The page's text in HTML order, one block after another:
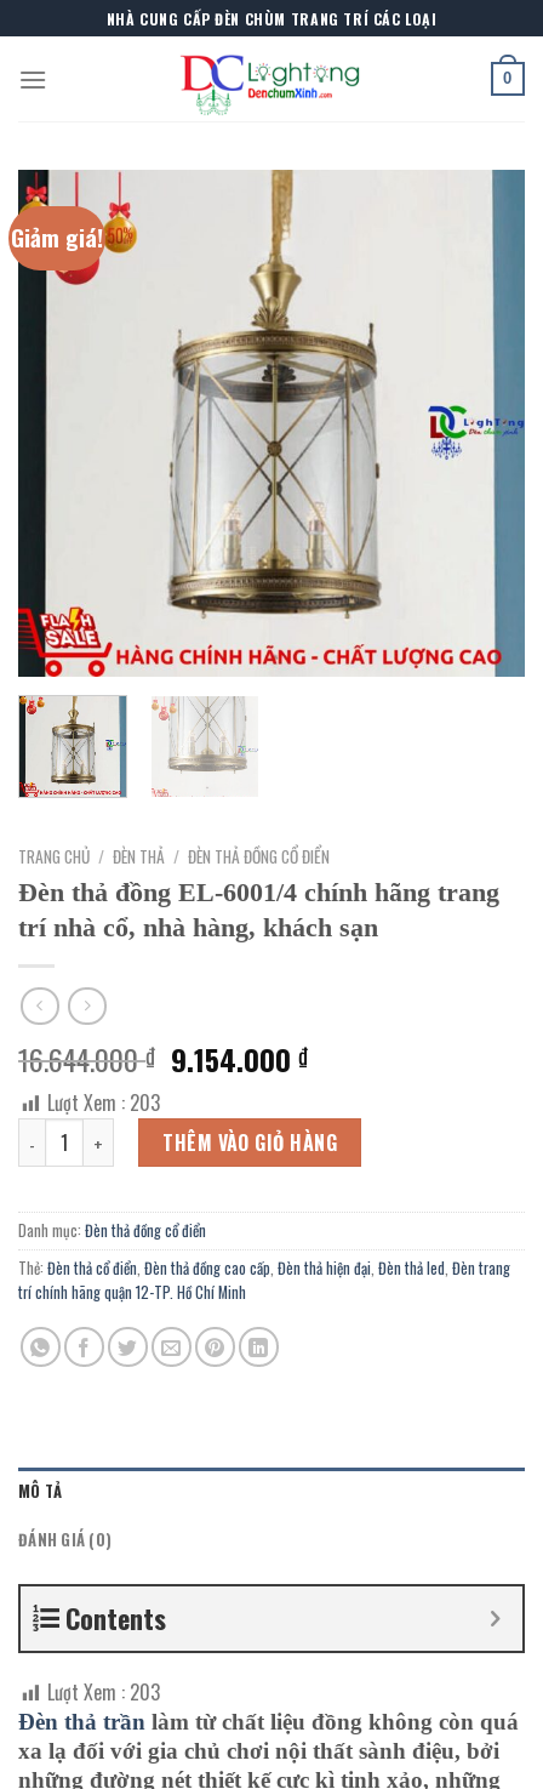
to
content
NHÀ CUNG CẤP ĐÈN CHÙM TRANG TRÍ CÁC LOẠI
0
Giảm giá!
TRANG CHỦ / ĐÈN THẢ / ĐÈN THẢ ĐỒNG CỔ ĐIỂN
Đèn thả đồng EL-6001/4 chính hãng trang
trí nhà cổ, nhà hàng, khách sạn
16.644.000₫ Giá
gốc
là:
16.644.000 ₫.
9.154.000₫Giá
tại
là:
9.154.000 ₫.
Lượt Xem : 203
Đèn thả đồng EL-6001/4 chính hãng trang trí nhà cổ, nhà hàng,
THÊM VÀO GIỎ HÀNG
Danh mục: Đèn thả đồng cổ điển
Thẻ: Đèn thả cổ điển, Đèn thả đồng cao cấp, Đèn thả hiện đại, Đèn thả led, Đèn trang
trí chính hãng quận 12-TP. Hồ Chí Minh
MÔ TẢ
ĐÁNH GIÁ (0)
Contents
Lượt Xem : 203
Đèn thả trần làm từ chất liệu đồng không còn quá
xa lạ đối với gia chủ chơi nội thất sành điệu, bởi
những đường nét thiết kế cực kì tinh xảo, những